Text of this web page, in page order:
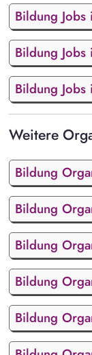
Bildung
Bildung Jobs
Bildung
Weitere
Bildung
Bildung
Bildung
Bildung
Bildung